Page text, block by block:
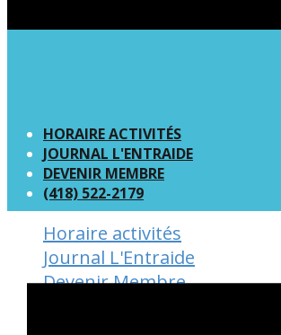
HORAIRE ACTIVITÉS
JOURNAL L'ENTRAIDE
DEVENIR MEMBRE
(418) 522-2179
Horaire activités
Journal L'Entraide
Devenir Membre